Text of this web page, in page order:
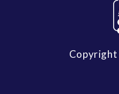
Copyright